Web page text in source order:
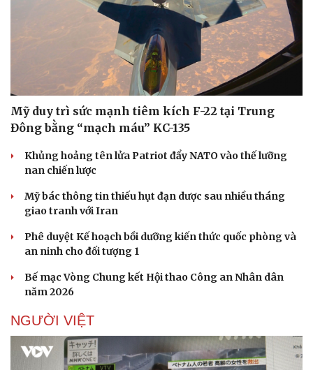
Thông tin doanh nghiệp
Doanh nghiệp 24h
Doanh nhân
Vì cộng đồng
Công nghệ
Sành điệu
Tin Công nghệ
Trải nghiệm
Chuyển đổi số
Mỹ duy trì sức mạnh tiêm kích F-22 tại Trung
Đông bằng “mạch máu” KC-135
Khủng hoảng tên lửa Patriot đẩy NATO vào thế lưỡng
nan chiến lược
Mỹ bác thông tin thiếu hụt đạn dược sau nhiều tháng
giao tranh với Iran
Phê duyệt Kế hoạch bồi dưỡng kiến thức quốc phòng và
an ninh cho đối tượng 1
Bế mạc Vòng Chung kết Hội thao Công an Nhân dân
năm 2026
NGƯỜI VIỆT